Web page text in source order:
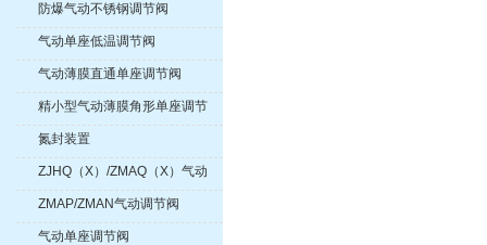
防爆气动不锈钢调节阀
气动单座低温调节阀
气动薄膜直通单座调节阀
精小型气动薄膜角形单座调节
阀
氮封装置
ZJHQ（X）/ZMAQ（X）气动
三通调节阀
ZMAP/ZMAN气动调节阀
气动单座调节阀